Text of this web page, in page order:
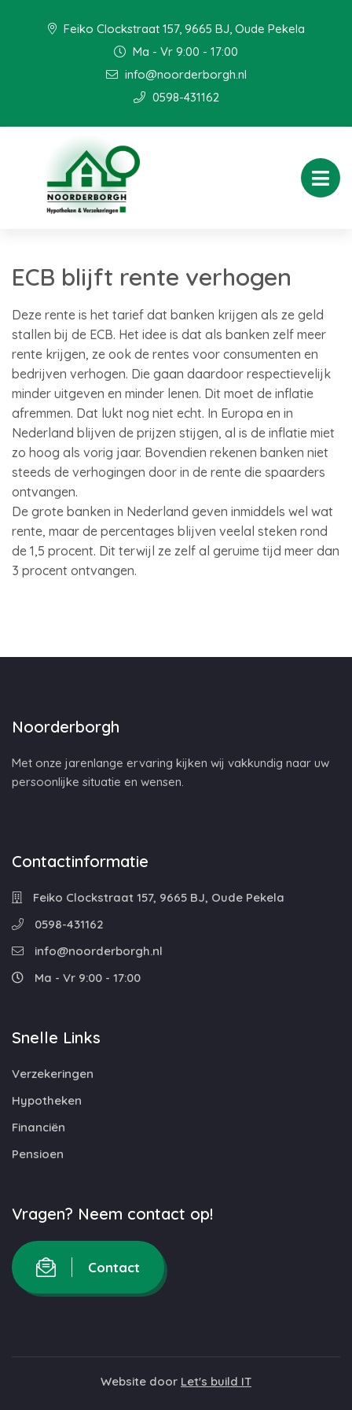
Feiko Clockstraat 157, 9665 BJ, Oude Pekela
Ma - Vr 9:00 - 17:00
info@noorderborgh.nl
0598-431162
ECB blijft rente verhogen
Deze rente is het tarief dat banken krijgen als ze geld
stallen bij de ECB. Het idee is dat als banken zelf meer
rente krijgen, ze ook de rentes voor consumenten en
bedrijven verhogen. Die gaan daardoor respectievelijk
minder uitgeven en minder lenen. Dit moet de inflatie
afremmen. Dat lukt nog niet echt. In Europa en in
Nederland blijven de prijzen stijgen, al is de inflatie miet
zo hoog als vorig jaar. Bovendien rekenen banken niet
steeds de verhogingen door in de rente die spaarders
ontvangen.
De grote banken in Nederland geven inmiddels wel wat
rente, maar de percentages blijven veelal steken rond
de 1,5 procent. Dit terwijl ze zelf al geruime tijd meer dan
3 procent ontvangen.
Noorderborgh
Met onze jarenlange ervaring kijken wij vakkundig naar uw
persoonlijke situatie en wensen.
Contactinformatie
Feiko Clockstraat 157, 9665 BJ, Oude Pekela
0598-431162
info@noorderborgh.nl
Ma - Vr 9:00 - 17:00
Snelle Links
Verzekeringen
Hypotheken
Financiën
Pensioen
Vragen? Neem contact op!
Contact
Website door Let's build IT